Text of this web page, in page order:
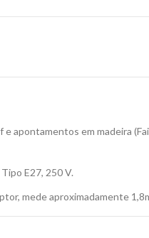
e apontamentos em madeira
E27, 250 V.
mede aproximadamente